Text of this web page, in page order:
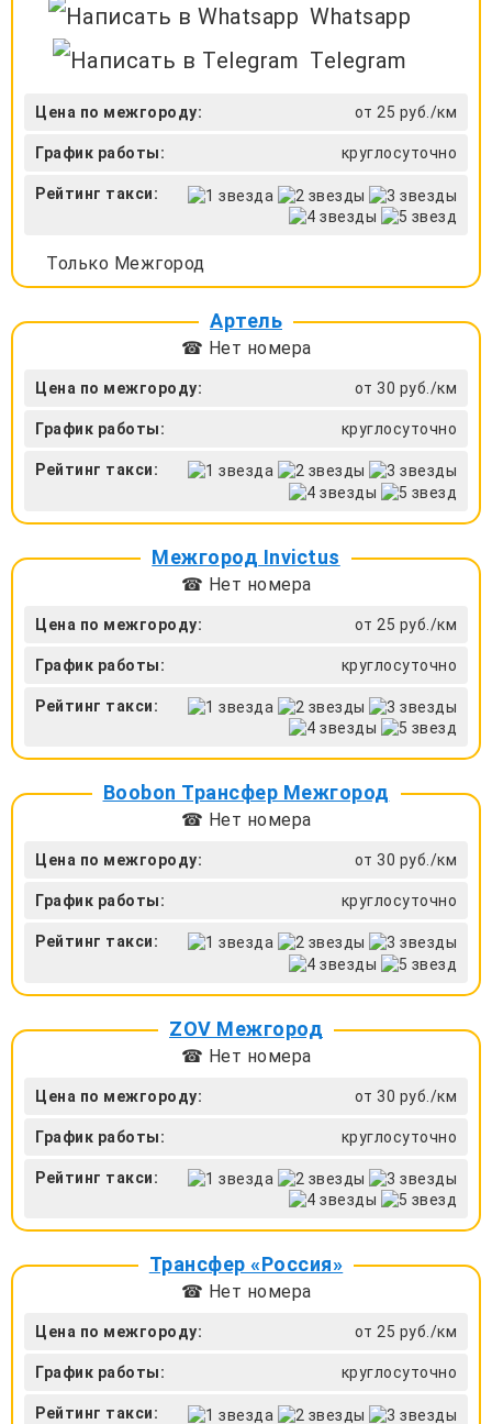
Whatsapp
Telegram
Цена по межгороду: от 25 руб./км
График работы: круглосуточно
Рейтинг такси:
Только Межгород
Артель
☎ Нет номера
Цена по межгороду: от 30 руб./км
График работы: круглосуточно
Рейтинг такси:
Межгород Invictus
☎ Нет номера
Цена по межгороду: от 25 руб./км
График работы: круглосуточно
Рейтинг такси:
Boobon Трансфер Межгород
☎ Нет номера
Цена по межгороду: от 30 руб./км
График работы: круглосуточно
Рейтинг такси:
ZOV Межгород
☎ Нет номера
Цена по межгороду: от 30 руб./км
График работы: круглосуточно
Рейтинг такси:
Трансфер «Россия»
☎ Нет номера
Цена по межгороду: от 25 руб./км
График работы: круглосуточно
Рейтинг такси: